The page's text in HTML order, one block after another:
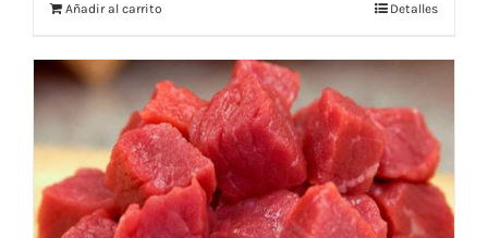
Añadir al carrito Detalles